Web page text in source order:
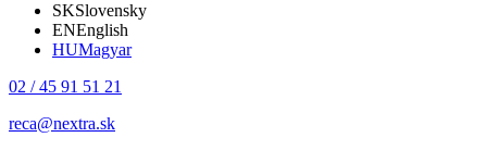
SKSlovensky
ENEnglish
HUMagyar
02 / 45 91 51 21
reca@nextra.sk